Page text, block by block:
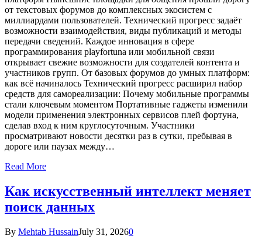
от текстовых форумов до комплексных экосистем с
миллиардами пользователей. Технический прогресс задаёт
возможности взаимодействия, виды публикаций и методы
передачи сведений. Каждое инновация в сфере
программирования playfortuna или мобильной связи
открывает свежие возможности для создателей контента и
участников групп. От базовых форумов до умных платформ:
как всё начиналось Технический прогресс расширил набор
средств для самореализации: Почему мобильные программы
стали ключевым моментом Портативные гаджеты изменили
модели применения электронных сервисов плей фортуна,
сделав вход к ним круглосуточным. Участники
просматривают новости десятки раз в сутки, пребывая в
дороге или паузах между…
Read More
Как искусственный интеллект меняет
поиск данных
By Mehtab HussainJuly 31, 20260